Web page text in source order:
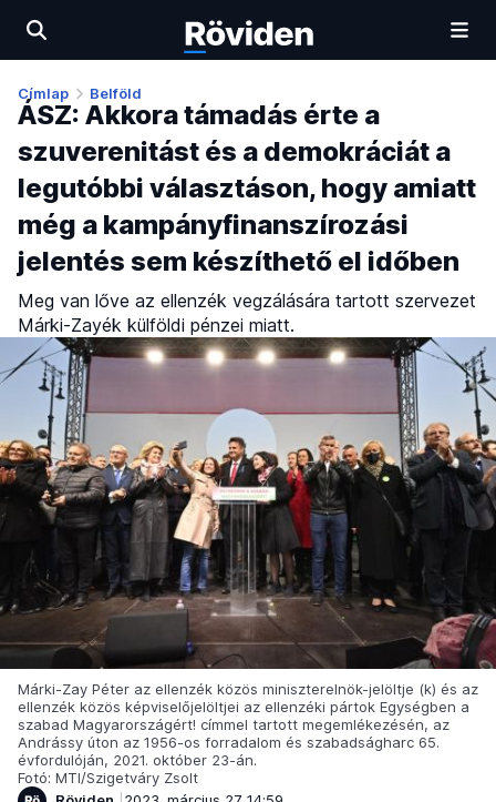
Címlap Belföld
ÁSZ: Akkora támadás érte a
szuverenitást és a demokráciát a
legutóbbi választáson, hogy amiatt
még a kampányfinanszírozási
jelentés sem készíthető el időben
Meg van lőve az ellenzék vegzálására tartott szervezet
Márki-Zayék külföldi pénzei miatt.
Márki-Zay Péter az ellenzék közös miniszterelnök-jelöltje (k) és az
ellenzék közös képviselőjelöltjei az ellenzéki pártok Egységben a
szabad Magyarországért! címmel tartott megemlékezésén, az
Andrássy úton az 1956-os forradalom és szabadságharc 65.
évfordulóján, 2021. október 23-án.
Fotó: MTI/Szigetváry Zsolt